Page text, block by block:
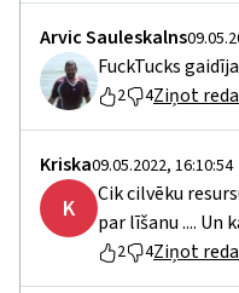
Arvic Sauleskalns
FuckTucks
2 4Ziņot
Kriska09.05.2022, 16:10:54
K
Cik cilvēku
par līšanu .... Un
2 4Ziņot